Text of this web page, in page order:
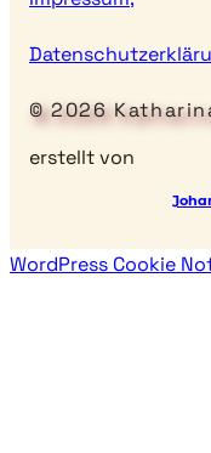
© 2026
erstellt von
WordPress Cookie